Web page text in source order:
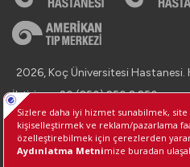
2026, Koç Üniversitesi Hastanesi.
İletişim : +90 (850) 250 8 250
Kişisel Verilerin Korunması
Bilgi Toplumu Hizmetleri
Çerez Tercihlerini Yönetin